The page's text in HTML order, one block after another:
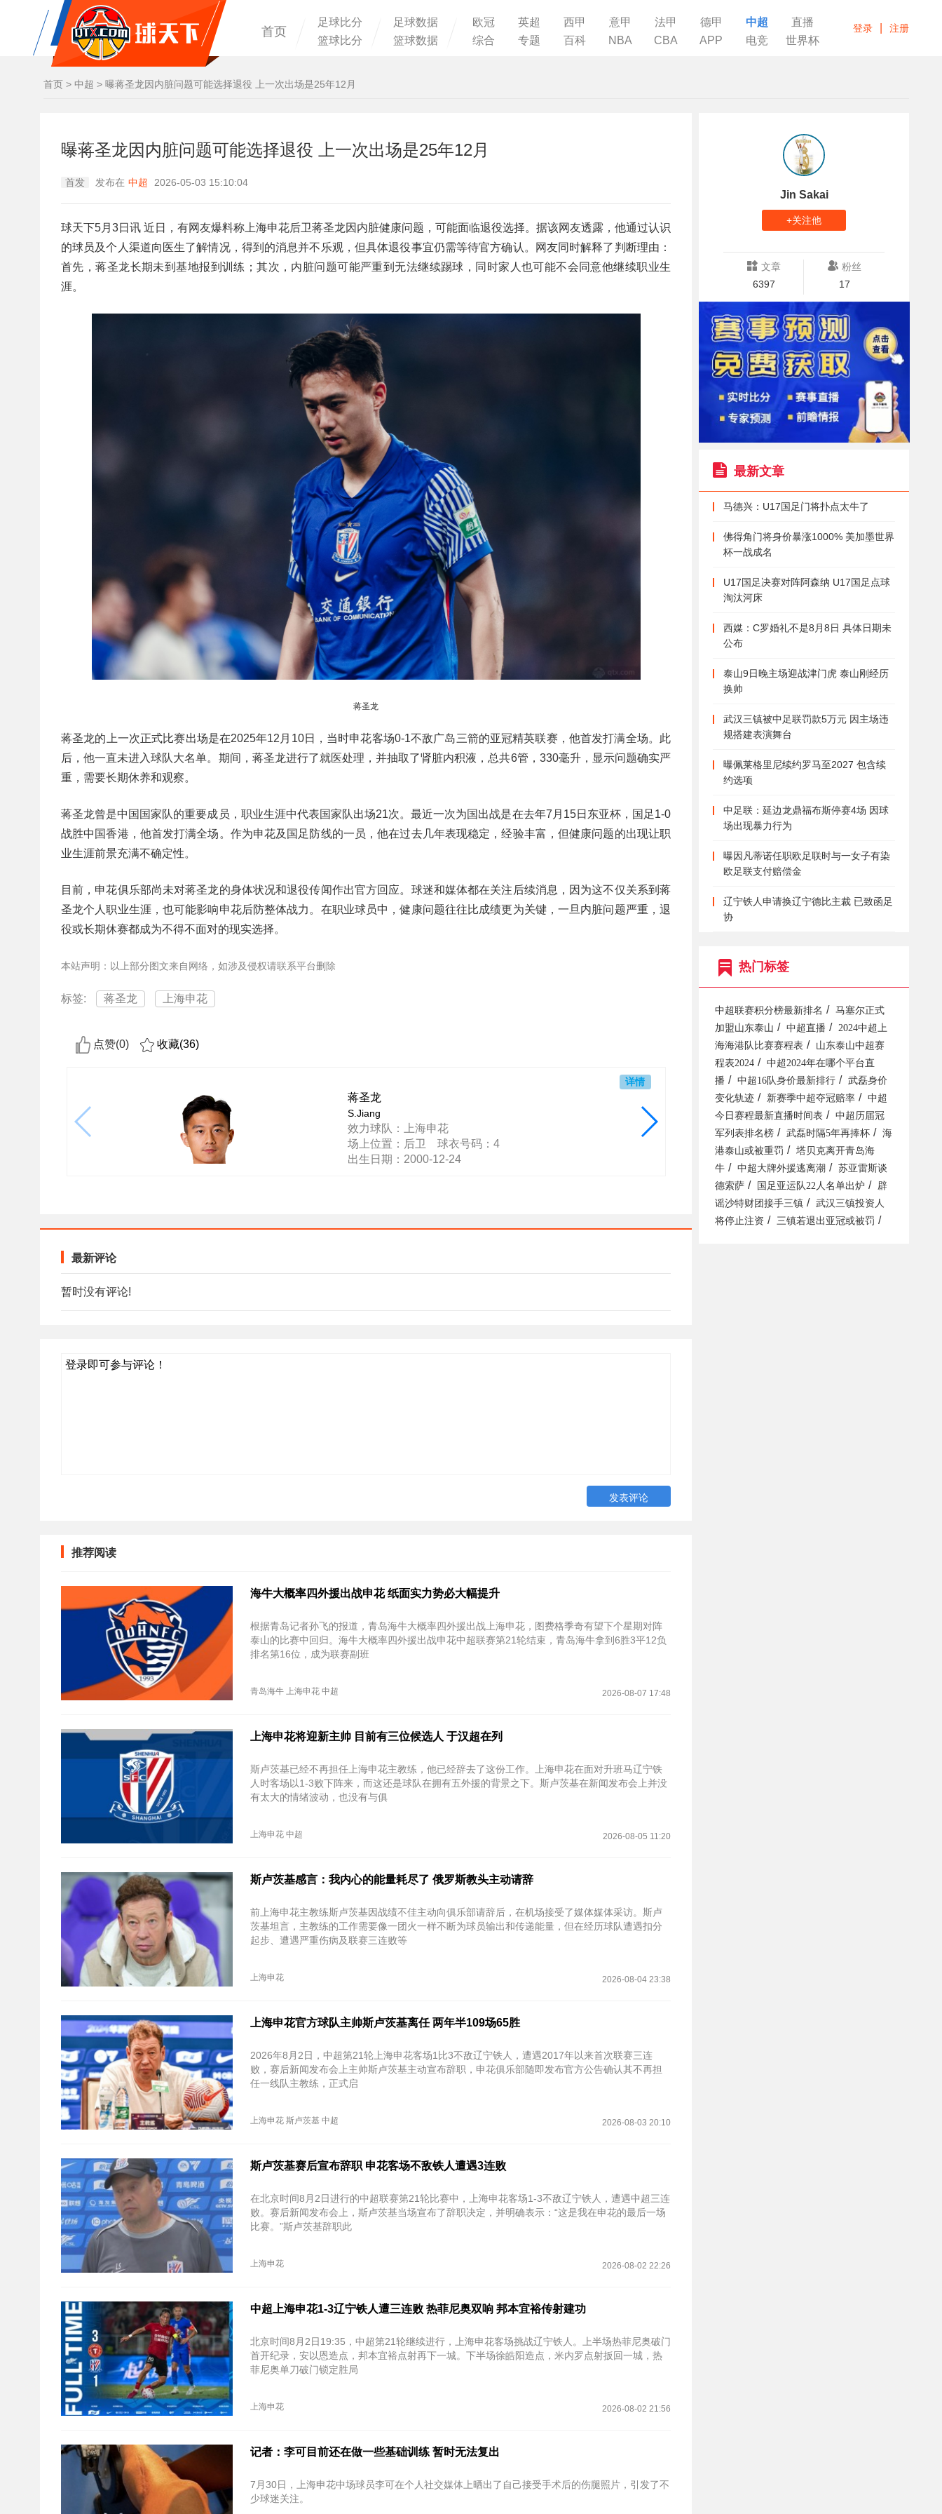
首页
足球比分
篮球比分
足球数据
篮球数据
欧冠 英超 西甲 意甲 法甲 德甲 中超
直播
综合
专题 百科 NBA CBA APP 电竞 世界杯
登录 注册
首页 > 中超 > 曝蒋圣龙因内脏问题可能选择退役 上一次出场是25年12月
曝蒋圣龙因内脏问题可能选择退役 上一次出场是25年12月
首发 发布在 中超 2026-05-03 15:10:04
球天下5月3日讯 近日，有网友爆料称上海申花后卫蒋圣龙因内脏健康问题，可能面临退役选择。据该网友透露，他通过认识
的球员及个人渠道向医生了解情况，得到的消息并不乐观，但具体退役事宜仍需等待官方确认。网友同时解释了判断理由：
首先，蒋圣龙长期未到基地报到训练；其次，内脏问题可能严重到无法继续踢球，同时家人也可能不会同意他继续职业生
涯。
蒋圣龙
蒋圣龙的上一次正式比赛出场是在2025年12月10日，当时申花客场0-1不敌广岛三箭的亚冠精英联赛，他首发打满全场。此
后，他一直未进入球队大名单。期间，蒋圣龙进行了就医处理，并抽取了肾脏内积液，总共6管，330毫升，显示问题确实严
重，需要长期休养和观察。
蒋圣龙曾是中国国家队的重要成员，职业生涯中代表国家队出场21次。最近一次为国出战是在去年7月15日东亚杯，国足1-0
战胜中国香港，他首发打满全场。作为申花及国足防线的一员，他在过去几年表现稳定，经验丰富，但健康问题的出现让职
业生涯前景充满不确定性。
目前，申花俱乐部尚未对蒋圣龙的身体状况和退役传闻作出官方回应。球迷和媒体都在关注后续消息，因为这不仅关系到蒋
圣龙个人职业生涯，也可能影响申花后防整体战力。在职业球员中，健康问题往往比成绩更为关键，一旦内脏问题严重，退
役或长期休赛都成为不得不面对的现实选择。
本站声明：以上部分图文来自网络，如涉及侵权请联系平台删除
标签: 蒋圣龙 上海申花
点赞(0) 收藏(36)
详情
蒋圣龙
S.Jiang
效力球队：上海申花
场上位置：后卫 球衣号码：4
出生日期：2000-12-24
最新评论
暂时没有评论!
登录即可参与评论！
推荐阅读
海牛大概率四外援出战申花 纸面实力势必大幅提升
根据青岛记者孙飞的报道，青岛海牛大概率四外援出战上海申花，图费格季奇有望下个星期对阵
泰山的比赛中回归。海牛大概率四外援出战申花中超联赛第21轮结束，青岛海牛拿到6胜3平12负
排名第16位，成为联赛副班
青岛海牛 上海申花 中超 2026-08-07 17:48
上海申花将迎新主帅 目前有三位候选人 于汉超在列
斯卢茨基已经不再担任上海申花主教练，他已经辞去了这份工作。上海申花在面对升班马辽宁铁
人时客场以1-3败下阵来，而这还是球队在拥有五外援的背景之下。斯卢茨基在新闻发布会上并没
有太大的情绪波动，也没有与俱
上海申花 中超 2026-08-05 11:20
斯卢茨基感言：我内心的能量耗尽了 俄罗斯教头主动请辞
前上海申花主教练斯卢茨基因战绩不佳主动向俱乐部请辞后，在机场接受了媒体媒体采访。斯卢
茨基坦言，主教练的工作需要像一团火一样不断为球员输出和传递能量，但在经历球队遭遇扣分
起步、遭遇严重伤病及联赛三连败等
上海申花 2026-08-04 23:38
上海申花官方球队主帅斯卢茨基离任 两年半109场65胜
2026年8月2日，中超第21轮上海申花客场1比3不敌辽宁铁人，遭遇2017年以来首次联赛三连
败，赛后新闻发布会上主帅斯卢茨基主动宣布辞职，申花俱乐部随即发布官方公告确认其不再担
任一线队主教练，正式启
上海申花 斯卢茨基 中超 2026-08-03 20:10
斯卢茨基赛后宣布辞职 申花客场不敌铁人遭遇3连败
在北京时间8月2日进行的中超联赛第21轮比赛中，上海申花客场1-3不敌辽宁铁人，遭遇中超三连
败。赛后新闻发布会上，斯卢茨基当场宣布了辞职决定，并明确表示：“这是我在申花的最后一场
比赛。”斯卢茨基辞职此
上海申花 2026-08-02 22:26
中超上海申花1-3辽宁铁人遭三连败 热菲尼奥双响 邦本宜裕传射建功
北京时间8月2日19:35，中超第21轮继续进行，上海申花客场挑战辽宁铁人。上半场热菲尼奥破门
首开纪录，安以恩造点，邦本宜裕点射再下一城。下半场徐皓阳造点，米内罗点射扳回一城，热
菲尼奥单刀破门锁定胜局
上海申花 2026-08-02 21:56
记者：李可目前还在做一些基础训练 暂时无法复出
7月30日，上海申花中场球员李可在个人社交媒体上晒出了自己接受手术后的伤腿照片，引发了不
少球迷关注。
Jin Sakai
+关注他
文章
6397
粉丝
17
最新文章
马德兴：U17国足门将扑点太牛了
佛得角门将身价暴涨1000% 美加墨世界
杯一战成名
U17国足决赛对阵阿森纳 U17国足点球
淘汰河床
西媒：C罗婚礼不是8月8日 具体日期未
公布
泰山9日晚主场迎战津门虎 泰山刚经历
换帅
武汉三镇被中足联罚款5万元 因主场违
规搭建表演舞台
曝佩莱格里尼续约罗马至2027 包含续
约选项
中足联：延边龙鼎福布斯停赛4场 因球
场出现暴力行为
曝因凡蒂诺任职欧足联时与一女子有染
欧足联支付赔偿金
辽宁铁人申请换辽宁德比主裁 已致函足
协
热门标签
中超联赛积分榜最新排名 /
马塞尔正式
加盟山东泰山 / 中超直播 /
2024中超上
海海港队比赛赛程表 /
山东泰山中超赛
程表2024 /
中超2024年在哪个平台直
播 / 中超16队身价最新排行 /
武磊身价
变化轨迹 / 新赛季中超夺冠赔率 /
中超
今日赛程最新直播时间表 /
中超历届冠
军列表排名榜 / 武磊时隔5年再捧杯 /
海
港泰山或被重罚 /
塔贝克离开青岛海
牛 / 中超大牌外援逃离潮 /
苏亚雷斯谈
德索萨 / 国足亚运队22人名单出炉 /
辟
谣沙特财团接手三镇 /
武汉三镇投资人
将停止注资 / 三镇若退出亚冠或被罚 /